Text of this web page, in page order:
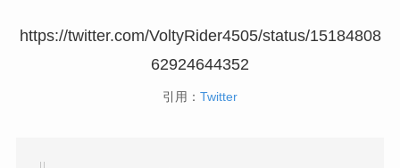
https://twitter.com/VoltyRider4505/status/15184808
62924644352
引用： Twitter